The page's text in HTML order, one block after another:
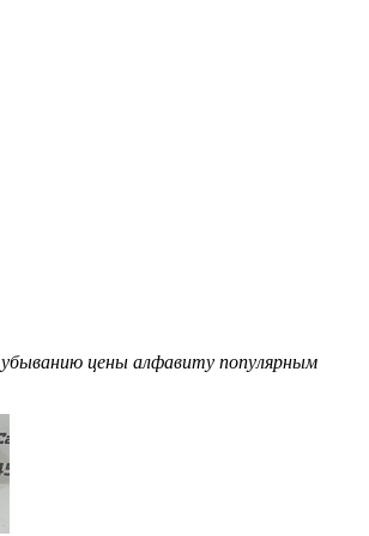
убыванию цены алфавиту популярным